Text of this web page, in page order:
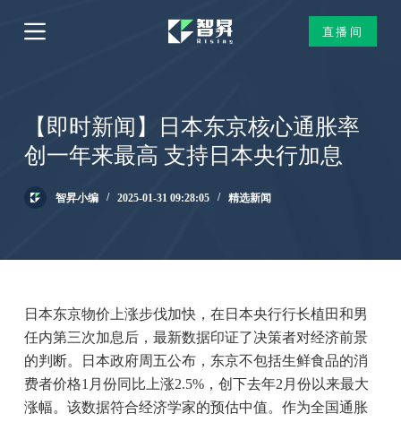
跳
过
直播间
【即时新闻】日本东京核心通胀率
创一年来最高 支持日本央行加息
智昇小编 2025-01-31 09:28:05 精选新闻
日本东京物价上涨步伐加快，在日本央行行长植田和男
任内第三次加息后，最新数据印证了决策者对经济前景
的判断。日本政府周五公布，东京不包括生鲜食品的消
费者价格1月份同比上涨2.5%，创下去年2月份以来最大
涨幅。该数据符合经济学家的预估中值。作为全国通胀